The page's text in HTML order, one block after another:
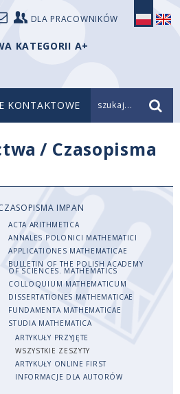
DLA PRACOWNIKÓW
KATEGORII A+
KONTAKTOWE szukaj...
/ Czasopisma
IMPAN
ACTA ARITHMETICA
ANNALES POLONICI MATHEMATICI
APPLICATIONES MATHEMATICAE
BULLETIN OF THE POLISH ACADEMY
OF SCIENCES. MATHEMATICS
COLLOQUIUM MATHEMATICUM
DISSERTATIONES MATHEMATICAE
FUNDAMENTA MATHEMATICAE
STUDIA MATHEMATICA
ARTYKUŁY PRZYJĘTE
WSZYSTKIE ZESZYTY
ARTYKUŁY ONLINE FIRST
INFORMACJE DLA AUTORÓW